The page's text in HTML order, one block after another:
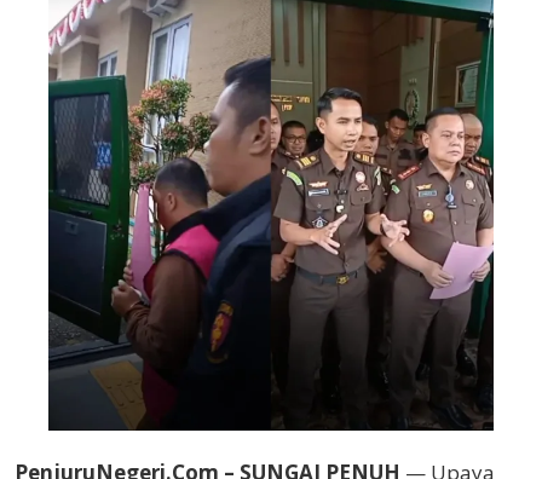
PenjuruNegeri.Com – SUNGAI PENUH — Upaya